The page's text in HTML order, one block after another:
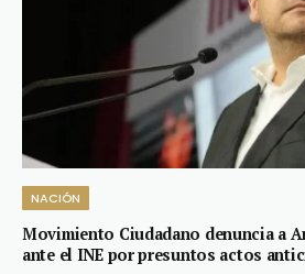
NACIÓN
Movimiento Ciudadano denuncia a
ante el INE por presuntos actos